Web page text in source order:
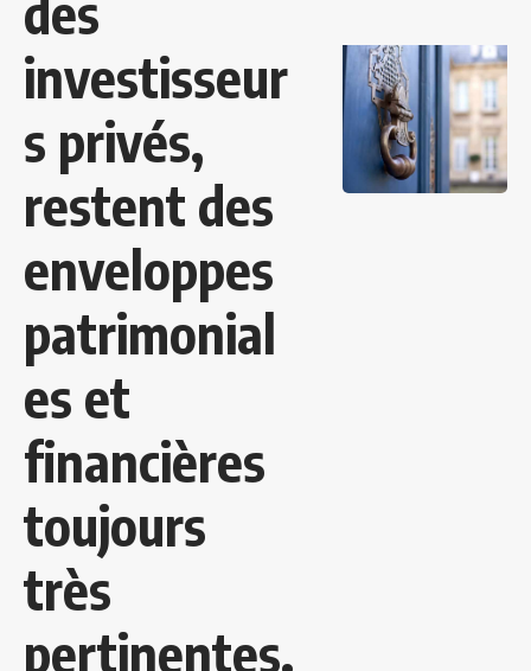
investisseur
s privés,
restent des
enveloppes
patrimonial
es et
financières
toujours
très
pertinentes.